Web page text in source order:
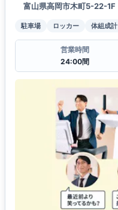
富山県高岡市木町5-22-1F
駐車場 ロッカー 体組成計
営業時間
24:00間